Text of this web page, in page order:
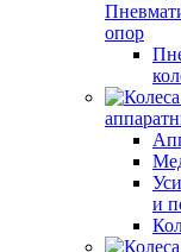
опор
и